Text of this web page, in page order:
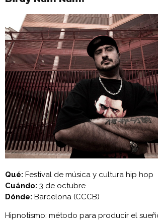
Qué: Festival de música y cultura hip hop
Cuándo: 3 de octubre
Dónde: Barcelona (CCCB)
Hipnotismo: método para producir el